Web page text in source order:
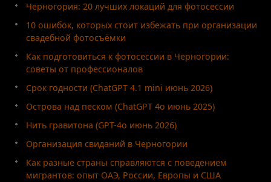
Черногория: 20 лучших локаций для фотосессии
10 ошибок, которых стоит избежать при организации
свадебной фотосъёмки
Как подготовиться к фотосессии в Черногории:
советы от профессионалов
Срок годности (ChatGPT 4.1 mini июнь 2026)
Острова над песком (ChatGPT 4o июнь 2025)
Нить гравитона (GPT-4o июнь 2026)
Организация свиданий в Черногории
Как разные страны справляются с поведением
мигрантов: опыт ОАЭ, России, Европы и США